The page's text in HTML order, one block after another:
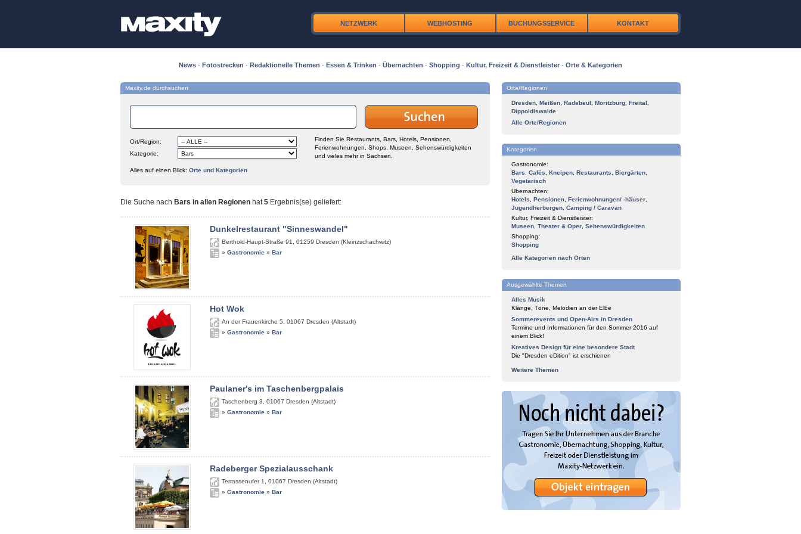
NETZWERK WEBHOSTING BUCHUNGSSERVICE KONTAKT
News · Fotostrecken · Redaktionelle Themen · Essen & Trinken · Übernachten · Shopping · Kultur, Freizeit & Dienstleister · Orte & Kategorien
Maxity.de durchsuchen
Ort/Region:
Kategorie:
Finden Sie Restaurants, Bars, Hotels, Pensionen,
Ferienwohnungen, Shops, Museen, Sehenswürdigkeiten
und vieles mehr in Sachsen.
Alles auf einen Blick: Orte und Kategorien
Die Suche nach Bars in allen Regionen hat5 Ergebnis(se) geliefert:
Dunkelrestaurant "Sinneswandel"
Berthold-Haupt-Straße 91 01259 Dresden (Kleinzschachwitz)
» Gastronomie » Bar
Hot Wok
An der Frauenkirche 5 01067 Dresden (Altstadt)
» Gastronomie » Bar
Paulaner's im Taschenbergpalais
Taschenberg 3 01067 Dresden (Altstadt)
» Gastronomie » Bar
Radeberger Spezialausschank
Terrassenufer 1 01067 Dresden (Altstadt)
» Gastronomie » Bar
Orte/Regionen
Dresden Meißen Radebeul Moritzburg Freital
Dippoldiswalde
Alle Orte/Regionen
Kategorien
Gastronomie:
Bars
Cafés Kneipen Restaurants Biergärten
Vegetarisch
Übernachten:
Hotels
Pensionen Ferienwohnungen/ -häuser
Jugendherbergen Camping / Caravan
Kultur, Freizeit & Dienstleister:
Museen Theater & Oper Sehenswürdigkeiten
Shopping:
Shopping
Alle Kategorien nach Orten
Ausgewählte Themen
Alles Musik
Klänge, Töne, Melodien an der Elbe
Sommerevents und Open-Airs in Dresden
Termine und Informationen für den Sommer 2016 auf
einem Blick!
Kreatives Design für eine besondere Stadt
Die "Dresden eDition" ist erschienen
Weitere Themen